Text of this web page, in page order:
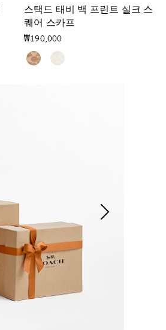
스택드 태비 백 프린트 실크 스
퀘어 스카프
₩190,000